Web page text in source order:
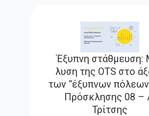
Έξυπνη στάθμευση:
λυση της OTS στο
των “έξυπνων
Πρόσκλησης 08 –
Τρίτσης